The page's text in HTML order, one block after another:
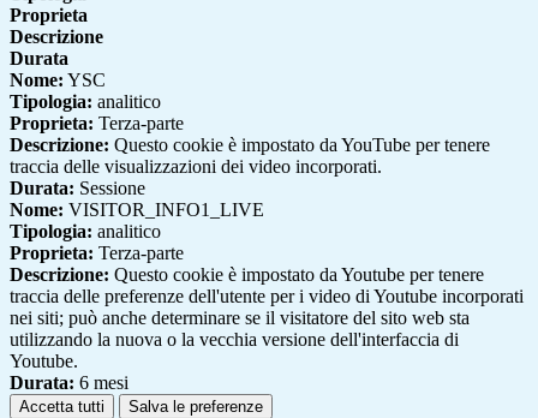
Proprieta
Descrizione
Durata
Nome: YSC
Tipologia: analitico
Proprieta: Terza-parte
Descrizione: Questo cookie è impostato da YouTube per tenere
traccia delle visualizzazioni dei video incorporati.
Durata: Sessione
Nome: VISITOR_INFO1_LIVE
Tipologia: analitico
Proprieta: Terza-parte
Descrizione: Questo cookie è impostato da Youtube per tenere
traccia delle preferenze dell'utente per i video di Youtube incorporati
nei siti; può anche determinare se il visitatore del sito web sta
utilizzando la nuova o la vecchia versione dell'interfaccia di
Youtube.
Durata: 6 mesi
Accetta tutti Salva le preferenze